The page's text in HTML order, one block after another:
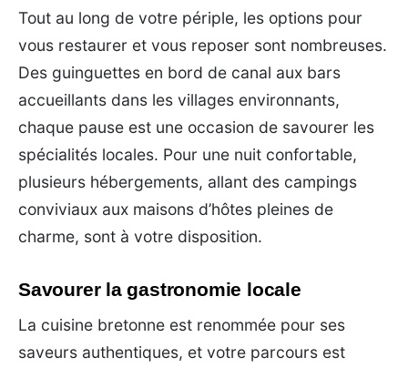
Tout au long de votre périple, les options pour
vous restaurer et vous reposer sont nombreuses.
Des guinguettes en bord de canal aux bars
accueillants dans les villages environnants,
chaque pause est une occasion de savourer les
spécialités locales. Pour une nuit confortable,
plusieurs hébergements, allant des campings
conviviaux aux maisons d’hôtes pleines de
charme, sont à votre disposition.
Savourer la gastronomie locale
La cuisine bretonne est renommée pour ses
saveurs authentiques, et votre parcours est